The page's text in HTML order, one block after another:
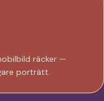
räcker —
porträtt.